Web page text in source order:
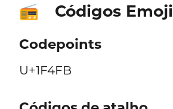
📻 Códigos Emoji
Codepoints
U+1F4FB